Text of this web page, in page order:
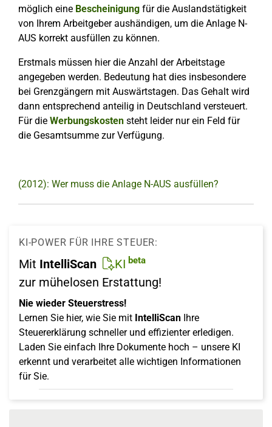
möglich eine Bescheinigung für die Auslandstätigkeit
von Ihrem Arbeitgeber aushändigen, um die Anlage N-
AUS korrekt ausfüllen zu können.
Erstmals müssen hier die Anzahl der Arbeitstage
angegeben werden. Bedeutung hat dies insbesondere
bei Grenzgängern mit Auswärtstagen. Das Gehalt wird
dann entsprechend anteilig in Deutschland versteuert.
Für die Werbungskosten steht leider nur ein Feld für
die Gesamtsumme zur Verfügung.
(2012): Wer muss die Anlage N-AUS ausfüllen?
KI-POWER FÜR IHRE STEUER:
Mit IntelliScan KI beta
zur mühelosen Erstattung!
Nie wieder Steuerstress!
Lernen Sie hier, wie Sie mit IntelliScan Ihre
Steuererklärung schneller und effizienter erledigen.
Laden Sie einfach Ihre Dokumente hoch – unsere KI
erkennt und verarbeitet alle wichtigen Informationen
für Sie.